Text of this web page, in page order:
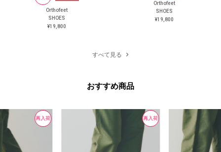
Orthofeet
SHOES
¥19,800
Orthofeet
SHOES
¥19,800
すべて見る
Orthofeet
SHOES
¥19,800
Orthofeet
SHOES
¥19,800
おすすめ商品
再入荷 再入荷